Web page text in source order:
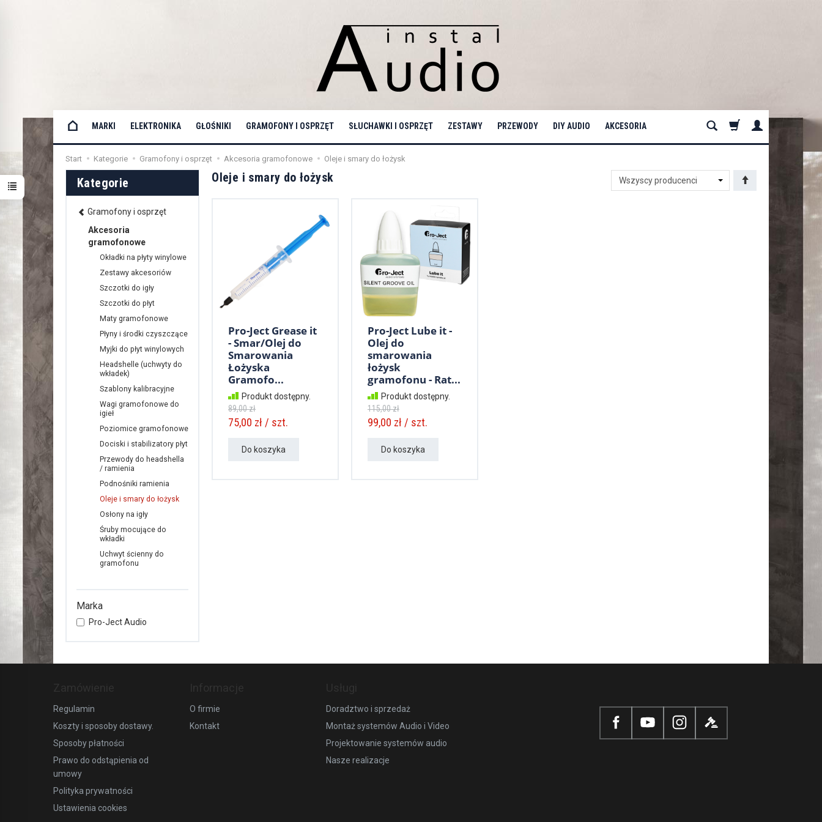
MARKI ELEKTRONIKA GŁOŚNIKI GRAMOFONY I OSPRZĘT SŁUCHAWKI I OSPRZĘT ZESTAWY PRZEWODY DIY AUDIO AKCESORIA
Start Kategorie Gramofony i osprzęt Akcesoria gramofonowe Oleje i smary do łożysk
Oleje i smary do łożysk
Pro-Ject Grease it
- Smar/Olej do
Smarowania
Łożyska
Gramofo...
Produkt dostępny.
89,00 zł
75,00 zł / szt.
Do koszyka
Pro-Ject Lube it -
Olej do
smarowania
łożysk
gramofonu - Rat...
Produkt dostępny.
115,00 zł
99,00 zł / szt.
Do koszyka
Kategorie
Gramofony i osprzęt
Akcesoria
gramofonowe
Okładki na płyty winylowe
Zestawy akcesoriów
Szczotki do igły
Szczotki do płyt
Maty gramofonowe
Płyny i środki czyszczące
Myjki do płyt winylowych
Headshelle (uchwyty do
wkładek)
Szablony kalibracyjne
Wagi gramofonowe do
igieł
Poziomice gramofonowe
Dociski i stabilizatory płyt
Przewody do headshella
/ ramienia
Podnośniki ramienia
Oleje i smary do łożysk
Osłony na igły
Śruby mocujące do
wkładki
Uchwyt ścienny do
gramofonu
Marka
Pro-Ject Audio
Regulamin
Koszty i sposoby dostawy.
Sposoby płatności
Prawo do odstąpienia od
umowy
Polityka prywatności
Ustawienia cookies
O firmie
Kontakt
Doradztwo i sprzedaż
Montaż systemów Audio i Video
Projektowanie systemów audio
Nasze realizacje